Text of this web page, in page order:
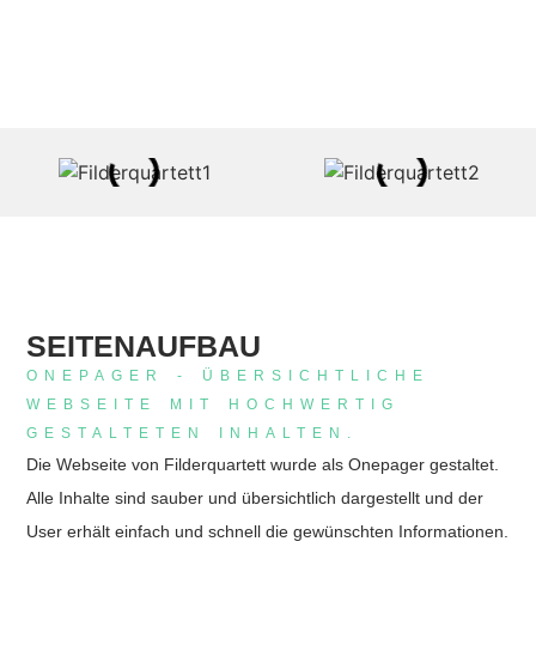
SEITENAUFBAU
ONEPAGER - ÜBERSICHTLICHE
WEBSEITE MIT HOCHWERTIG
GESTALTETEN INHALTEN.
Die Webseite von Filderquartett wurde als Onepager gestaltet.
Alle Inhalte sind sauber und übersichtlich dargestellt und der
User erhält einfach und schnell die gewünschten Informationen.